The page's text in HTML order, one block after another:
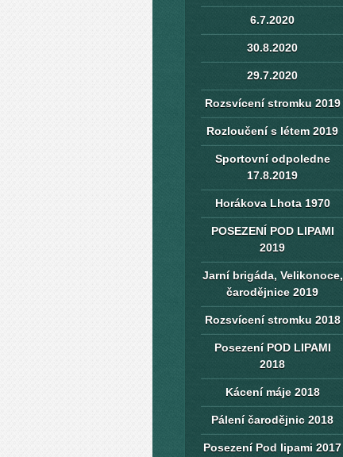
6.7.2020
30.8.2020
29.7.2020
Rozsvícení stromku 2019
Rozloučení s létem 2019
Sportovní odpoledne
17.8.2019
Horákova Lhota 1970
POSEZENÍ POD LIPAMI
2019
Jarní brigáda, Velikonoce,
čarodějnice 2019
Rozsvícení stromku 2018
Posezení POD LIPAMI
2018
Kácení máje 2018
Pálení čarodějnic 2018
Posezení Pod lipami 2017